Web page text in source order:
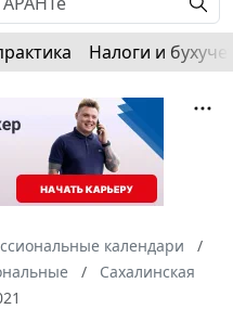
Налоги и
календари
Сахалинская